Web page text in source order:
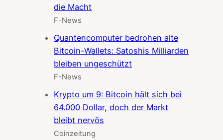
die Macht
F-News
Quantencomputer bedrohen alte
Bitcoin-Wallets: Satoshis Milliarden
bleiben ungeschützt
F-News
Krypto um 9: Bitcoin hält sich bei
64.000 Dollar, doch der Markt
bleibt nervös
Coinzeitung